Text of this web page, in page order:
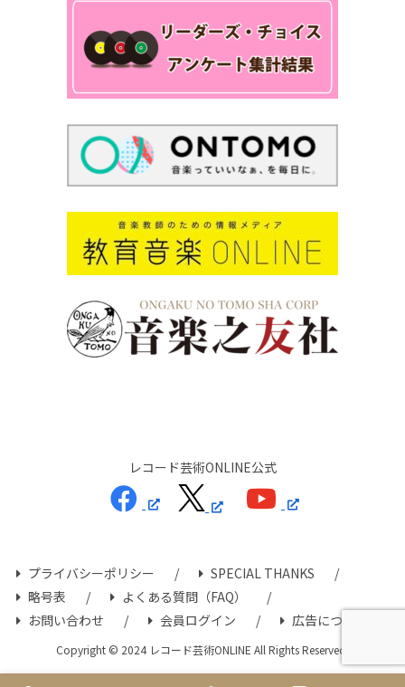
レコード芸術ONLINE公式
プライバシーポリシー
SPECIAL THANKS
略号表
よくある質問（FAQ）
お問い合わせ
会員ログイン 広告について
Copyright © 2024 レコード芸術ONLINE All Rights Reserved.